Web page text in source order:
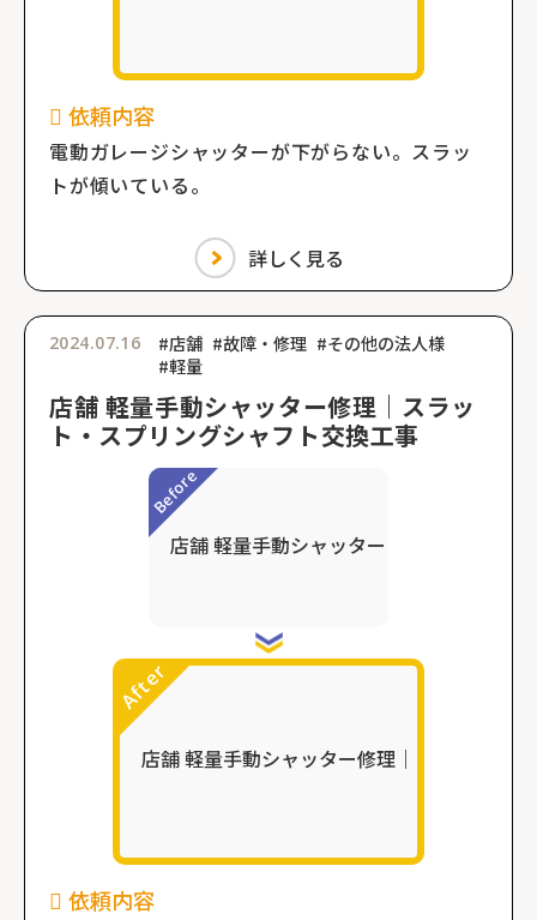
依頼内容
電動ガレージシャッターが下がらない。スラッ
トが傾いている。
詳しく見る
2024.07.16 #店舗 #故障・修理 #その他の法人様
#軽量
店舗 軽量手動シャッター修理｜スラッ
ト・スプリングシャフト交換工事
依頼内容